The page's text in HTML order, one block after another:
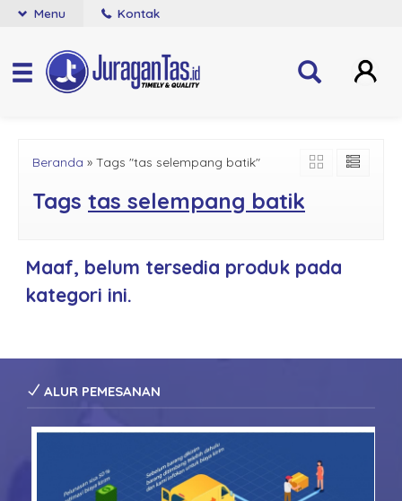
Menu Kontak
Beranda » Tags "tas selempang batik"
Tags tas selempang batik
Maaf, belum tersedia produk pada
kategori ini.
ALUR PEMESANAN